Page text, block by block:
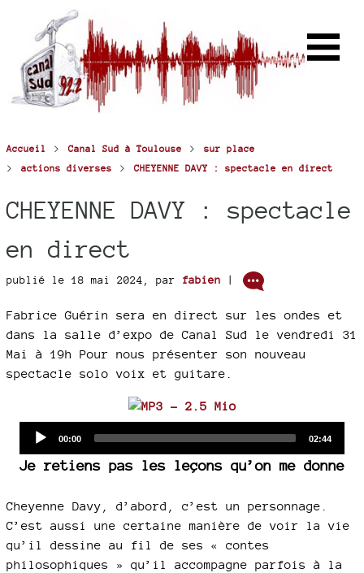
Accueil > Canal Sud à Toulouse > sur place
> actions diverses > CHEYENNE DAVY : spectacle en direct
CHEYENNE DAVY : spectacle
en direct
publié le 18 mai 2024, par fabien |
Fabrice Guérin sera en direct sur les ondes et
dans la salle d’expo de Canal Sud le vendredi 31
Mai à 19h Pour nous présenter son nouveau
spectacle solo voix et guitare.
Current
00:00
Total
02:44
Je retiens pas les leçons qu’on me donne
Cheyenne Davy, d’abord, c’est un personnage.
C’est aussi une certaine manière de voir la vie
qu’il dessine au fil de ses « contes
philosophiques » qu’il accompagne parfois à la